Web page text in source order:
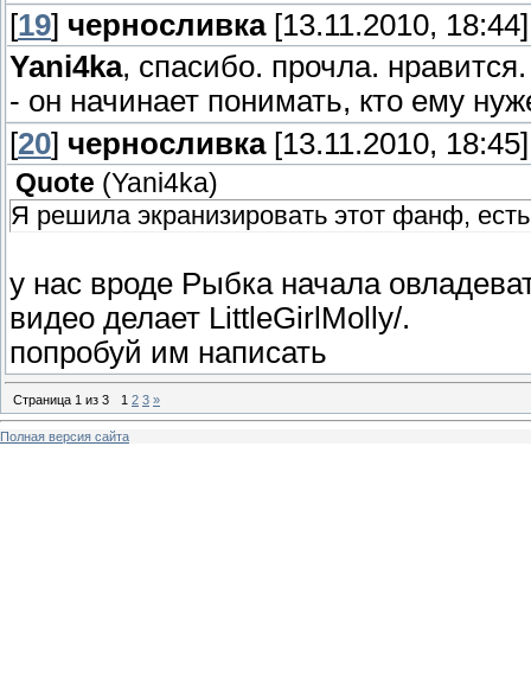
[19] черносливка[13.11.2010, 18:44]
Yani4ka, спасибо. прочла.
- он начинает понимать, кто ему
[20] черносливка[13.11.2010, 18:45]
Quote (Yani4ka)
Я решила экранизировать этот фанф,
у нас вроде Рыбка начала
видео делает LittleGirlMolly/.
попробуй им написать
Страница 1 из 3 1 2 3 »
Полная версия сайта